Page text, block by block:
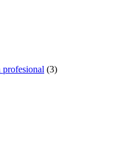
profesional (3)